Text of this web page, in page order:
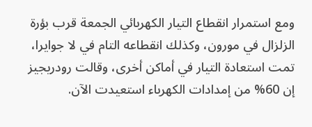
ومع استمرار انقطاع التيار الكهربائي الجمعة قرب بؤرة
الزلزال في مورون، وكذلك انقطاعه التام في لا جوايرا،
تمت استعادة التيار في أماكن أخرى، وقالت رودريجيز
إن 60% من إمدادات الكهرباء استعيدت الآن.